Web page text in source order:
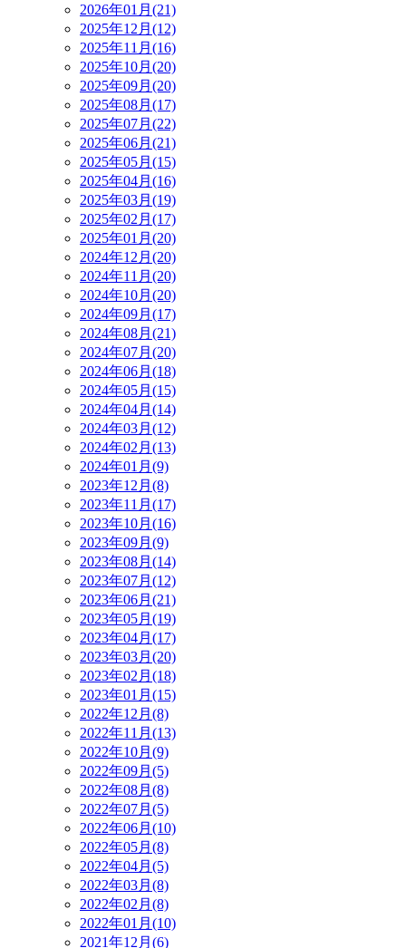
2026年01月(21)
2025年12月(12)
2025年11月(16)
2025年10月(20)
2025年09月(20)
2025年08月(17)
2025年07月(22)
2025年06月(21)
2025年05月(15)
2025年04月(16)
2025年03月(19)
2025年02月(17)
2025年01月(20)
2024年12月(20)
2024年11月(20)
2024年10月(20)
2024年09月(17)
2024年08月(21)
2024年07月(20)
2024年06月(18)
2024年05月(15)
2024年04月(14)
2024年03月(12)
2024年02月(13)
2024年01月(9)
2023年12月(8)
2023年11月(17)
2023年10月(16)
2023年09月(9)
2023年08月(14)
2023年07月(12)
2023年06月(21)
2023年05月(19)
2023年04月(17)
2023年03月(20)
2023年02月(18)
2023年01月(15)
2022年12月(8)
2022年11月(13)
2022年10月(9)
2022年09月(5)
2022年08月(8)
2022年07月(5)
2022年06月(10)
2022年05月(8)
2022年04月(5)
2022年03月(8)
2022年02月(8)
2022年01月(10)
2021年12月(6)